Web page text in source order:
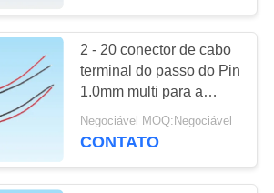
de cartão
13
2 - 20 conector de cabo
terminal do passo do Pin
1.0mm multi para a
tecnologia das
comunicações do carro
Negociável MOQ:Negociável
CONTATO